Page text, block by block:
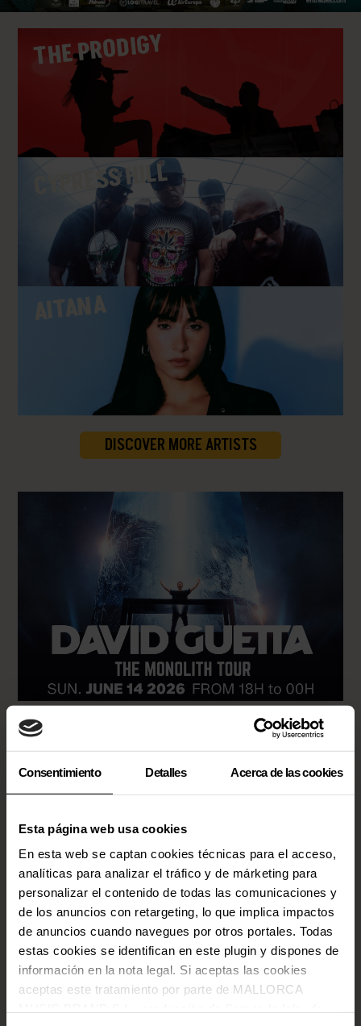
Consentimiento Detalles Acerca de las cookies
Esta página web usa cookies
En esta web se captan cookies técnicas para el acceso,
analíticas para analizar el tráfico y de márketing para
personalizar el contenido de todas las comunicaciones y
de los anuncios con retargeting, lo que implica impactos
de anuncios cuando navegues por otros portales. Todas
estas cookies se identifican en este plugin y dispones de
información en la nota legal. Si aceptas las cookies
aceptas este tratamiento por parte de MALLORCA
THE PRODIGY
CYPRESS HILL
AITANA
DISCOVER MORE ARTISTS